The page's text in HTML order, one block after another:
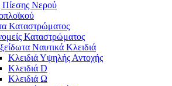
Πίεσης Νερού
Καταστρώματος
Καταστρώματος
Ναυτικά Κλειδιά
Κλειδιά Υψηλής Αντοχής
Κλειδιά D
Κλειδιά Ω